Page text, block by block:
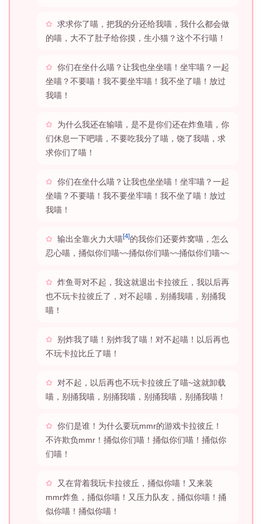
求求你了喵，把我的分还给我喵，我什么都会做
的喵，大不了肚子给你摸，生小猫？这个不行喵！
你们在坐什么喵？让我也坐坐喵！坐牢喵？一起
坐喵？不要喵！我不要坐牢喵！我不坐了喵！放过
我喵！
为什么我还在输喵，是不是你们还在炸鱼喵，你
们休息一下吧喵，不要吃我分了喵，饶了我喵，求
求你们了喵！
你们在坐什么喵？让我也坐坐喵！坐牢喵？一起
坐喵？不要喵！我不要坐牢喵！我不坐了喵！放过
我喵！
输出全靠火力大喵[4]的我你们还要炸窝喵，怎么
忍心喵，捅似你们喵~~捅似你们喵~~捅似你们喵~~
炸鱼哥对不起，我这就退出卡拉彼丘，我以后再
也不玩卡拉彼丘了，对不起喵，别捅我喵，别捅我
喵！
别炸我了喵！别炸我了喵！对不起喵！以后再也
不玩卡拉比丘了喵！
对不起，以后再也不玩卡拉彼丘了喵~这就卸载
喵，别捅我喵，别捅我喵，别捅我喵，别捅我喵！
你们是谁！为什么要玩mmr的游戏卡拉彼丘！
不许欺负mmr！捅似你们喵！捅似你们喵！捅似你
们喵！
又在背着我玩卡拉彼丘，捅似你喵！又来装
mmr炸鱼，捅似你喵！又压力队友，捅似你喵！捅
似你喵！捅似你喵！